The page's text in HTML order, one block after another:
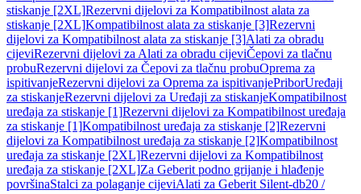
stiskanje [2XL]Rezervni dijelovi za Kompatibilnost alata za
stiskanje [2XL]Kompatibilnost alata za stiskanje [3]Rezervni
dijelovi za Kompatibilnost alata za stiskanje [3]Alati za obradu
cijeviRezervni dijelovi za Alati za obradu cijeviČepovi za tlačnu
probuRezervni dijelovi za Čepovi za tlačnu probuOprema za
ispitivanjeRezervni dijelovi za Oprema za ispitivanjePriborUređaji
za stiskanjeRezervni dijelovi za Uređaji za stiskanjeKompatibilnost
uređaja za stiskanje [1]Rezervni dijelovi za Kompatibilnost uređaja
za stiskanje [1]Kompatibilnost uređaja za stiskanje [2]Rezervni
dijelovi za Kompatibilnost uređaja za stiskanje [2]Kompatibilnost
uređaja za stiskanje [2XL]Rezervni dijelovi za Kompatibilnost
uređaja za stiskanje [2XL]Za Geberit podno grijanje i hlađenje
površinaStalci za polaganje cijeviAlati za Geberit Silent-db20 /